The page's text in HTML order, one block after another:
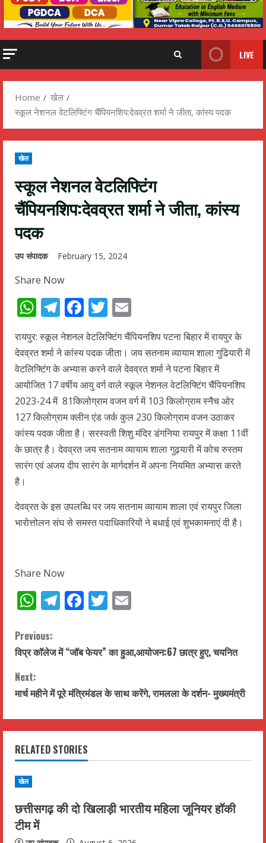
LIVE
Home
खेल
स्कूल नेशनल वेटलिफ्टिंग चैंपियनशिप:देवव्रत शर्मा ने जीता, कांस्य पदक
खेल
स्कूल नेशनल वेटलिफ्टिंग
चैंपियनशिप:देवव्रत शर्मा ने जीता, कांस्य
पदक
उप संपादक February 15, 2024
Share Now
WhatsApp
Telegram
Facebook
Twitter
रायपुर: स्कूल नेशनल वेटलिफ्टिंग चैंपियनशिप पटना बिहार में रायपुर के
देवव्रत शर्मा ने कांस्य पदक जीता। जय सतनाम व्यायाम शाला गुढियारी में
वेटलिफ्टिंग के अभ्यास करने वाले देवव्रत शर्मा ने पटना बिहार में
आयोजित 17 वर्षीय आयु वर्ग वाले स्कूल नेशनल वेटलिफ्टिंग चैंपियनशिप
2023-24 में 81किलोग्राम वजन वर्ग में 103 किलोग्राम स्नैच ओर
127 किलोग्राम क्लीन एंड जर्क कुल 230 किलोग्राम वजन उठाकर
कांस्य पदक जीता है। सरस्वती शिशु मंदिर डंगनिया रायपुर में कक्षा 11वीं
के छात्र है। देवव्रत जय सतनाम व्यायाम शाला गुढ़यारी में कोच रुस्तम
सारंग एवं अजय दीप सारंग के मार्गदर्शन में अपना नियमित अभ्यास करते
है।
देवव्रत के इस उपलब्धि पर जय सतनाम व्यायाम शाला एवं रायपुर जिला
भारोत्तोलन संघ से समस्त पदाधिकारियों ने बधाई एवं शुभकामनाएं दी है।
Share Now
WhatsApp
Telegram
Facebook
Twitter
C
o
n
t
i
n
u
e
Previous:
विप्र कॉलेज में “जॉब फेयर” का हुआ,आयोजन:67 छात्र हुए, चयनित
Next:
मार्च महीने में पूरे मंत्रिमंडल के साथ करेंगे, रामलला के दर्शन- मुख्यमंत्री
RELATED STORIES
खेल
छत्तीसगढ़ की दो खिलाड़ी भारतीय महिला जूनियर हॉकी
टीम में